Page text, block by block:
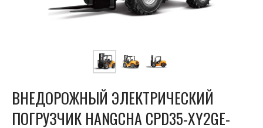
ВНЕДОРОЖНЫЙ ЭЛЕКТРИЧЕСКИЙ
ПОГРУЗЧИК HANGCHA CPD35-XY2GE-